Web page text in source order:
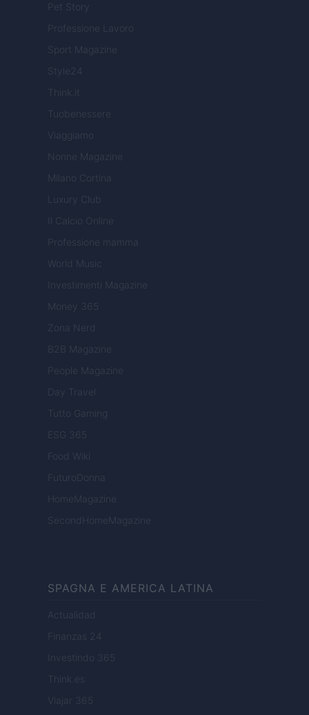
Pet Story
Professione Lavoro
Sport Magazine
Style24
Think.it
Tuobenessere
Viaggiamo
Nonne Magazine
Milano Cortina
Luxury Club
Il Calcio Online
Professione mamma
World Music
Investimenti Magazine
Money 365
Zona Nerd
B2B Magazine
People Magazine
Day Travel
Tutto Gaming
ESG 365
Food Wiki
FuturoDonna
HomeMagazine
SecondHomeMagazine
SPAGNA E AMERICA LATINA
Actualidad
Finanzas 24
Investindo 365
Think.es
Viajar 365